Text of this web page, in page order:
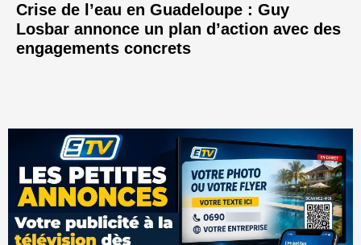
Crise de l’eau en Guadeloupe : Guy
Losbar annonce un plan d’action avec des
engagements concrets